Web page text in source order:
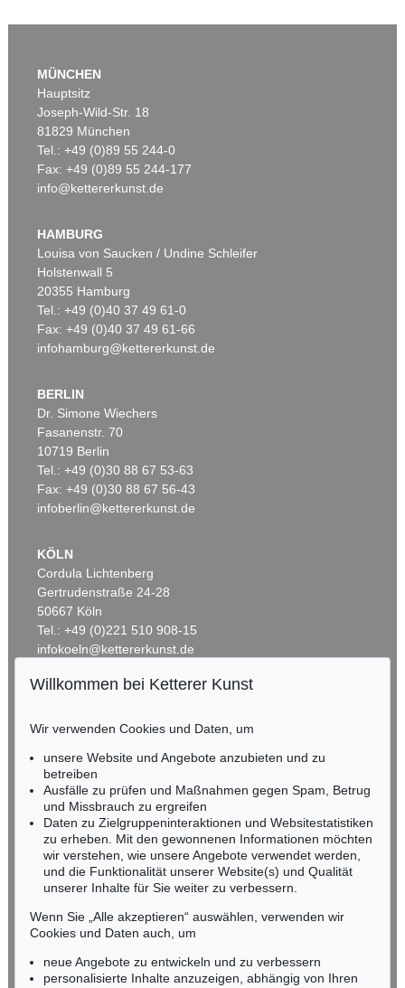
MARC CHAGALL
Le Coq rouge
Schätzpreis:
Auktion 610 - Lot 426000372
HERMANN MAX PECHSTEIN
Reisebilder , 1919
Schätzpreis:€ 1.600
Auktion 610 - Lot 426000322
MARC CHAGALL
Chagall Lithographe. Bde. 1-3 , 1960
Schätzpreis:€ 1.000
Auktion 520 - Lot 380
Ergebnis:€ 709.000
Auktion 600 - Lot 69
PABLO PICASSO
La femme au tambourin, 1939
Ergebnis:€ 670.800
Ergebnis:
Auktion 545 - Lot 29
Ergebnis:€ 355.600
Auktion 496 - Lot 119
Les Déjeuners, 1961
Ergebnis:€ 312.500
MÜNCHEN
Hauptsitz
Joseph-Wild-Str. 18
81829 München
Tel.: +49 (0)89 55 244-0
Fax: +49 (0)89 55 244-177
info@kettererkunst.de
HAMBURG
Louisa von Saucken / Undine Schleifer
Holstenwall 5
20355 Hamburg
Tel.: +49 (0)40 37 49 61-0
Fax: +49 (0)40 37 49 61-66
infohamburg@kettererkunst.de
BERLIN
Dr. Simone Wiechers
Fasanenstr. 70
10719 Berlin
Tel.: +49 (0)30 88 67 53-63
Fax: +49 (0)30 88 67 56-43
infoberlin@kettererkunst.de
KÖLN
Cordula Lichtenberg
Gertrudenstraße 24-28
50667 Köln
Tel.: +49 (0)221 510 908-15
infokoeln@kettererkunst.de
RHEINLAND-PFALZ
Miriam Heß
Tel.: +49 (0)62 21 58 80-038
Fax: +49 (0)62 21 58 80-595
infoheidelberg@kettererkunst.de
NORDDEUTSCHLAND
Nico Kassel, M.A.
Tel.: +49 (0)89 55244-164
Mobil: +49 (0)171 8618661
n.kassel@kettererkunst.de
Willkommen bei Ketterer Kunst
Wir verwenden Cookies und Daten, um
unsere Website und Angebote anzubieten und zu
betreiben
Ausfälle zu prüfen und Maßnahmen gegen Spam, Betrug
und Missbrauch zu ergreifen
Daten zu Zielgruppeninteraktionen und Websitestatistiken
zu erheben. Mit den gewonnenen Informationen möchten
wir verstehen, wie unsere Angebote verwendet werden,
und die Funktionalität unserer Website(s) und Qualität
unserer Inhalte für Sie weiter zu verbessern.
Wenn Sie „Alle akzeptieren“ auswählen, verwenden wir
Cookies und Daten auch, um
neue Angebote zu entwickeln und zu verbessern
personalisierte Inhalte anzuzeigen, abhängig von Ihren